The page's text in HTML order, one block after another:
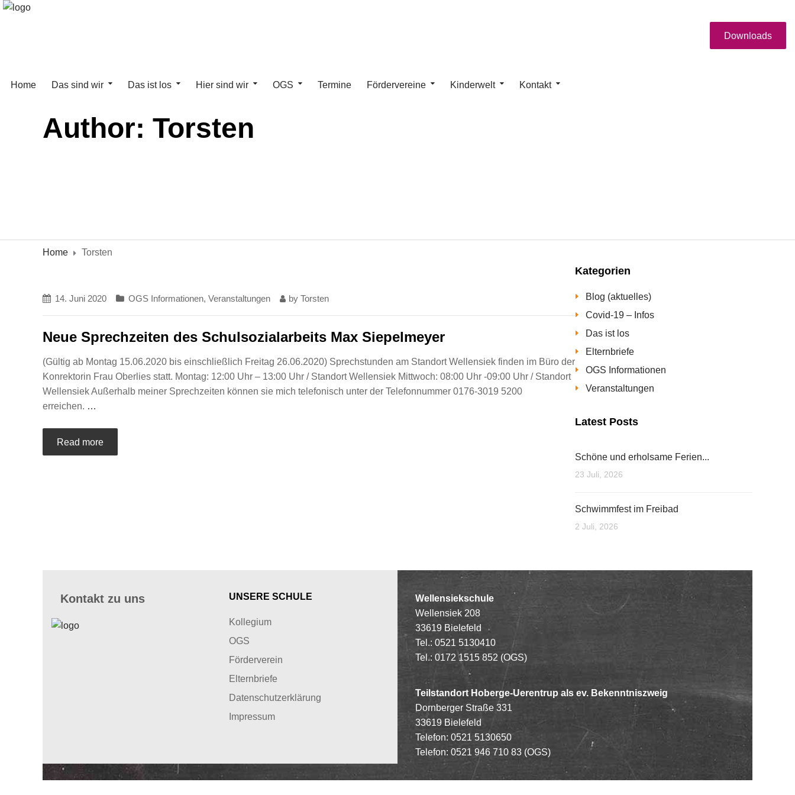
Downloads
Home Das sind wir Das ist los Hier sind wir OGS Termine Fördervereine Kinderwelt Kontakt
Author: Torsten
Home Torsten
14. Juni 2020 OGS Informationen, Veranstaltungen by Torsten
Neue Sprechzeiten des Schulsozialarbeits Max Siepelmeyer
(Gültig ab Montag 15.06.2020 bis einschließlich Freitag 26.06.2020) Sprechstunden am Standort Wellensiek finden im Büro der
Konrektorin Frau Oberlies statt. Montag: 12:00 Uhr – 13:00 Uhr / Standort Wellensiek Mittwoch: 08:00 Uhr -09:00 Uhr / Standort
Wellensiek Außerhalb meiner Sprechzeiten können sie mich telefonisch unter der Telefonnummer 0176-3019 5200
erreichen. …
Read more
Kategorien
Blog (aktuelles)
Covid-19 – Infos
Das ist los
Elternbriefe
OGS Informationen
Veranstaltungen
Latest Posts
Schöne und erholsame Ferien...
23 Juli, 2026
Schwimmfest im Freibad
2 Juli, 2026
Kontakt zu uns UNSERE SCHULE
Kollegium
OGS
Förderverein
Elternbriefe
Datenschutzerklärung
Impressum
Wellensiekschule
Wellensiek 208
33619 Bielefeld
Tel.: 0521 5130410
Tel.: 0172 1515 852 (OGS)
Teilstandort Hoberge-Uerentrup als ev. Bekenntniszweig
Dornberger Straße 331
33619 Bielefeld
Telefon: 0521 5130650
Telefon: 0521 946 710 83 (OGS)